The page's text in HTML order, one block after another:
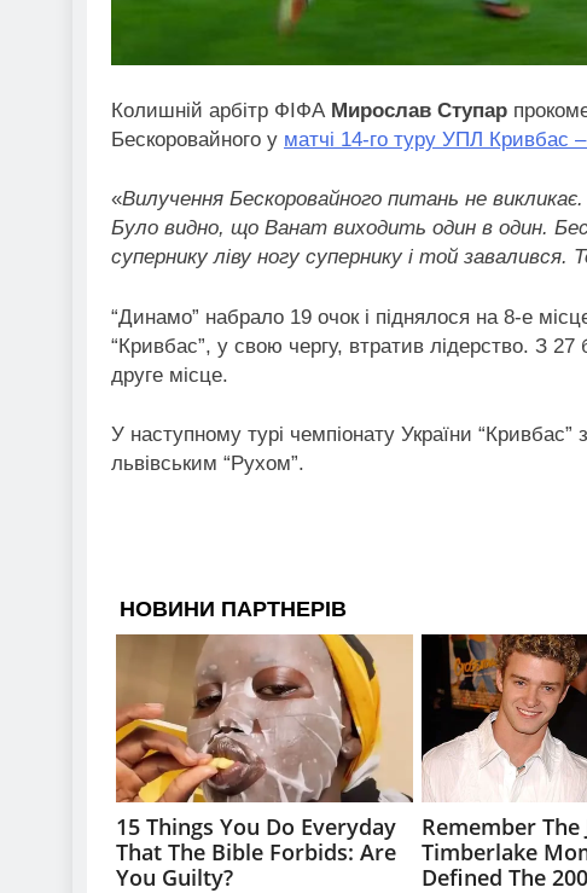
Колишній арбітр ФІФА Мирослав Ступар
Бескоровайного у матчі 14-го туру УПЛ Кривбас
«Вилучення Бескоровайного питань не
Було видно, що Ванат виходить один в один.
супернику ліву ногу супернику і той завалився.
“Динамо” набрало 19 очок і піднялося на 8-е
“Кривбас”, у свою чергу, втратив лідерство. З
друге місце.
У наступному турі чемпіонату України “Кривбас”
львівським “Рухом”.